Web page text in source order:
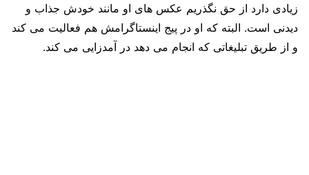
زیادی دارد از حق نگذریم عکس های او مانند خودش جذاب و
دیدنی است. البته که او در پیج اینستاگرامش هم فعالیت می کند
و از طریق تبلیغاتی که انجام می دهد در آمدزایی می کند.